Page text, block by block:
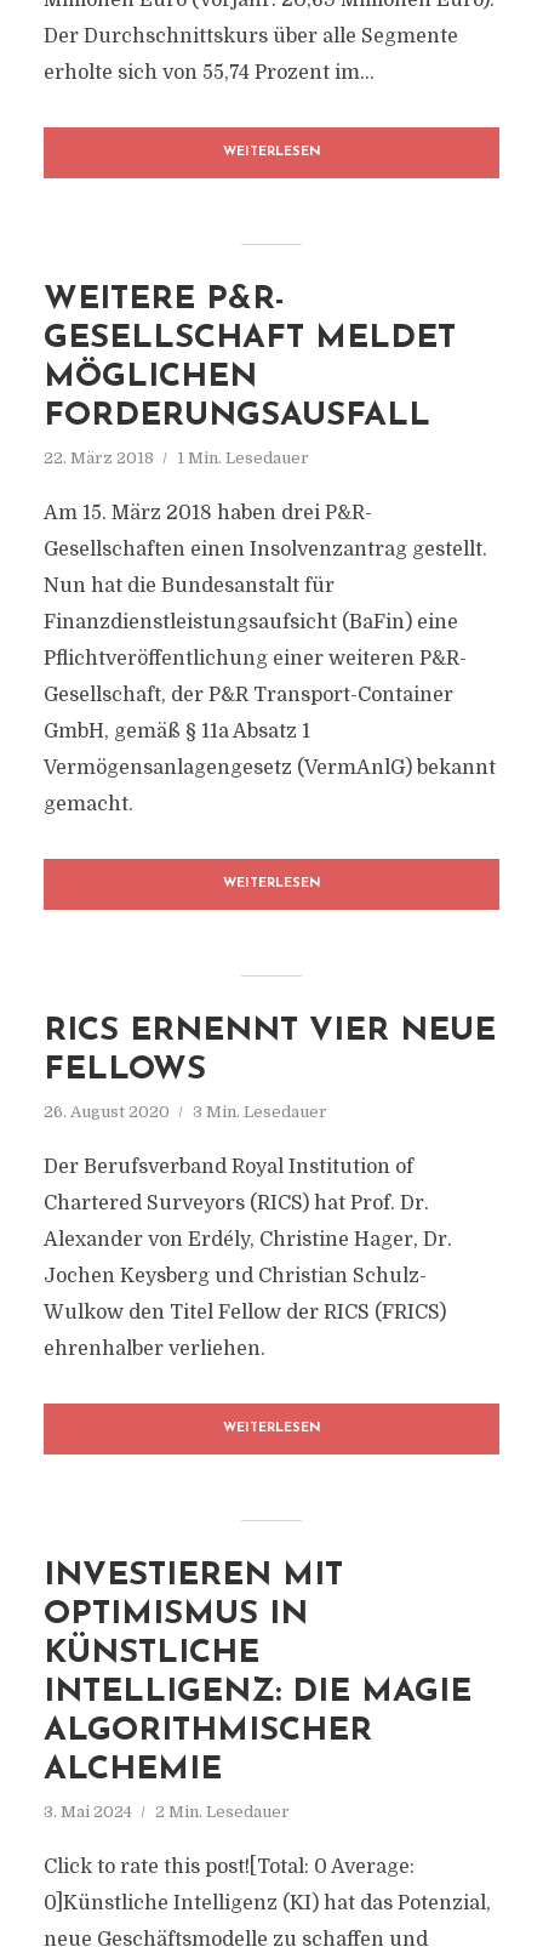
Der Durchschnittskurs über alle Segmente
erholte sich von 55,74 Prozent im...
WEITERLESEN
WEITERE P&R-
GESELLSCHAFT MELDET
MÖGLICHEN
FORDERUNGSAUSFALL
22. März 2018 1 Min. Lesedauer
Am 15. März 2018 haben drei P&R-
Gesellschaften einen Insolvenzantrag gestellt.
Nun hat die Bundesanstalt für
Finanzdienstleistungsaufsicht (BaFin) eine
Pflichtveröffentlichung einer weiteren P&R-
Gesellschaft, der P&R Transport-Container
GmbH, gemäß § 11a Absatz 1
Vermögensanlagengesetz (VermAnlG) bekannt
gemacht.
WEITERLESEN
RICS ERNENNT VIER NEUE
FELLOWS
26. August 2020 3 Min. Lesedauer
Der Berufsverband Royal Institution of
Chartered Surveyors (RICS) hat Prof. Dr.
Alexander von Erdély, Christine Hager, Dr.
Jochen Keysberg und Christian Schulz-
Wulkow den Titel Fellow der RICS (FRICS)
ehrenhalber verliehen.
WEITERLESEN
INVESTIEREN MIT
OPTIMISMUS IN
KÜNSTLICHE
INTELLIGENZ: DIE MAGIE
ALGORITHMISCHER
ALCHEMIE
3. Mai 2024 2 Min. Lesedauer
Click to rate this post![Total: 0 Average:
0]Künstliche Intelligenz (KI) hat das Potenzial,
neue Geschäftsmodelle zu schaffen und